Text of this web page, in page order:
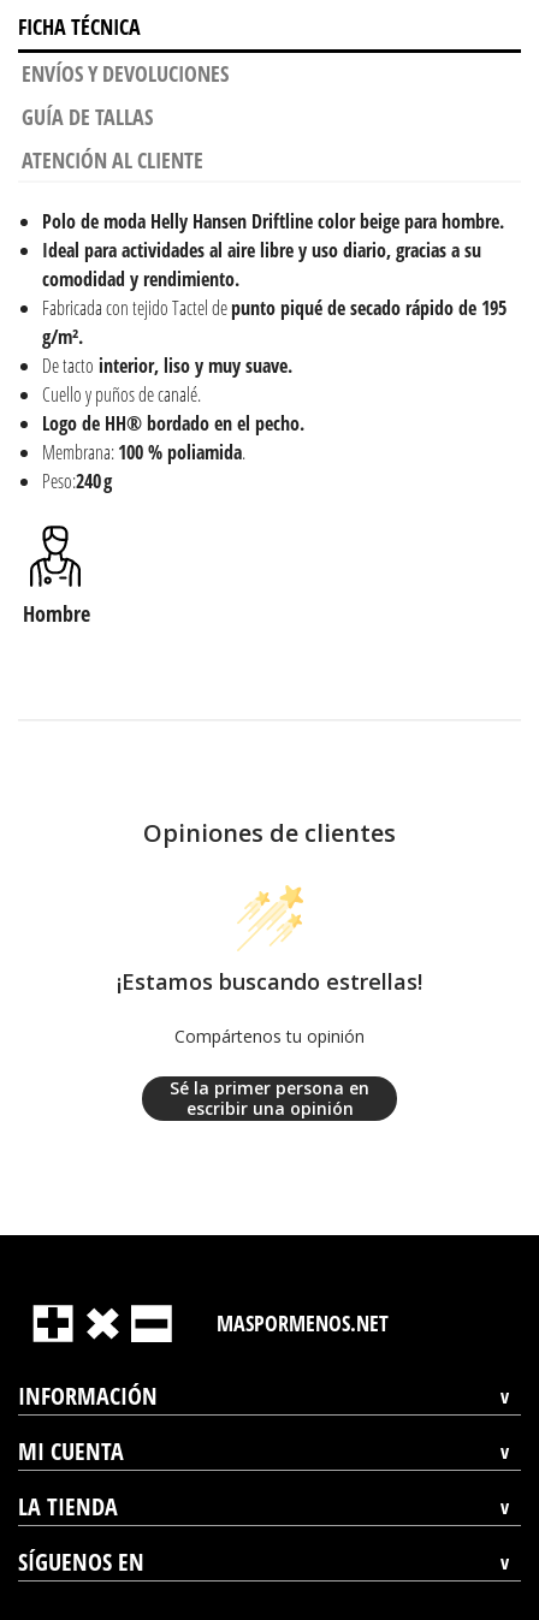
FICHA TÉCNICA
ENVÍOS Y DEVOLUCIONES
GUÍA DE TALLAS
ATENCIÓN AL CLIENTE
Polo de moda Helly Hansen Driftline color beige para hombre.
Ideal para actividades al aire libre y uso diario, gracias a su
comodidad y rendimiento.
Fabricada con tejido Tactel depunto piqué de secado rápido de 195
g/m².
De tacto interior, liso y muy suave.
Cuello y puños de canalé.
Logo de HH® bordado en el pecho.
Membrana:100 % poliamida.
Peso:240 g
Hombre
Opiniones de clientes
¡Estamos buscando estrellas!
Compártenos tu opinión
Sé la primer persona en
escribir una opinión
MASPORMENOS.NET
INFORMACIÓN
MI CUENTA
LA TIENDA
SÍGUENOS EN